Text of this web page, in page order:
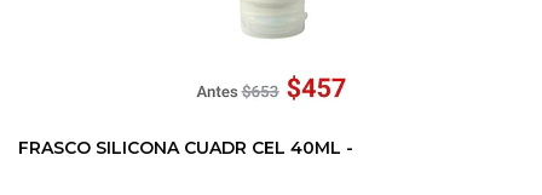
FRASCO SILICONA CUADR CEL 40ML -